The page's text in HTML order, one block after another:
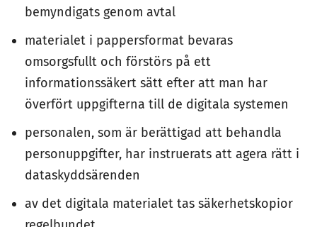
bemyndigats genom avtal
materialet i pappersformat bevaras
omsorgsfullt och förstörs på ett
informationssäkert sätt efter att man har
överfört uppgifterna till de digitala systemen
personalen, som är berättigad att behandla
personuppgifter, har instruerats att agera rätt i
dataskyddsärenden
av det digitala materialet tas säkerhetskopior